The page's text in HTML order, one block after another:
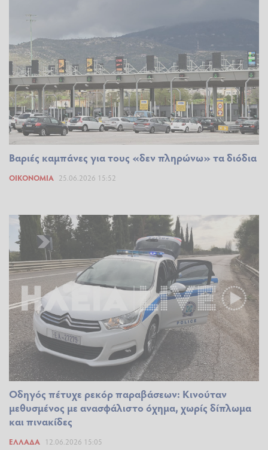
Βαριές καμπάνες για τους «δεν πληρώνω» τα διόδια
ΟΙΚΟΝΟΜΊΑ 25.06.2026 15:52
Οδηγός πέτυχε ρεκόρ παραβάσεων: Κινούταν
μεθυσμένος με ανασφάλιστο όχημα, χωρίς δίπλωμα
και πινακίδες
ΕΛΛΆΔΑ 12.06.2026 15:05